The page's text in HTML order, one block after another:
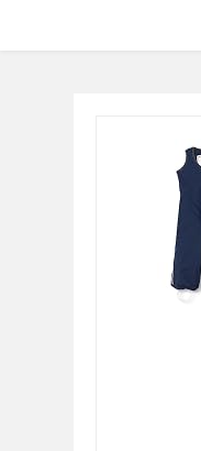
过